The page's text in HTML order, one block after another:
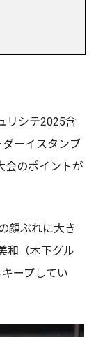
リシテ2025含
ーイスタンブ
会のポイントが
顔ぶれに大き
和（木下グル
ープしてい